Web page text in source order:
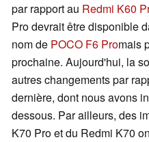
par rapport au Redmi K60
Pro devrait être disponible
nom de POCO F6 Promais
prochaine. Aujourd'hui, la
autres changements par
dernière, dont nous avons
dessous. Par ailleurs, des
K70 Pro et du Redmi K70